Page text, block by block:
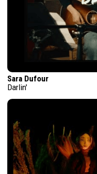
Sara Dufour
Darlin'